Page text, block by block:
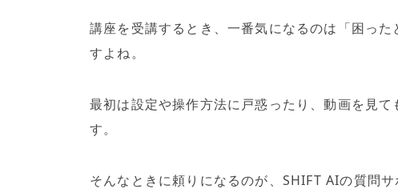
講座を受講するとき、一番気になるのは「困っ
すよね。
最初は設定や操作方法に戸惑ったり、動画を見
す。
そんなときに頼りになるのが、SHIFT AIの質問サ